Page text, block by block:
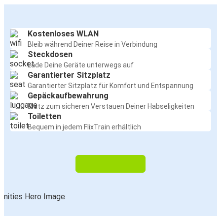
Kostenloses WLAN
Bleib während Deiner Reise in Verbindung
Steckdosen
Lade Deine Geräte unterwegs auf
Garantierter Sitzplatz
Garantierter Sitzplatz für Komfort und Entspannung
Gepäckaufbewahrung
Platz zum sicheren Verstauen Deiner Habseligkeiten
Toiletten
Bequem in jedem FlixTrain erhältlich